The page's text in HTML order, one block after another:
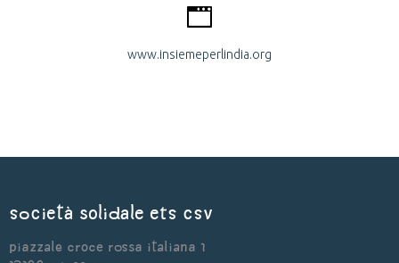
www.insiemeperlindia.org
Società Solidale ets CSV
Piazzale Croce Rossa Italiana 1